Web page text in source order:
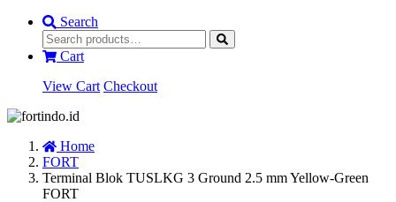
Search
Cart
View Cart Checkout
Home
FORT
Terminal Blok TUSLKG 3 Ground 2.5 mm Yellow-Green
FORT